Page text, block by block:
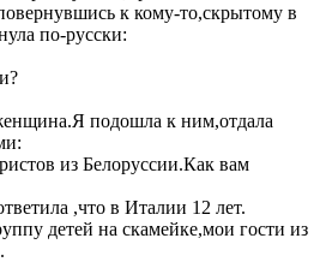
к кому-то,скрытому в
по-русски:
подошла к ним,отдала
из Белоруссии.Как вам
,что в Италии 12 лет.
детей на скамейке,мои гости из